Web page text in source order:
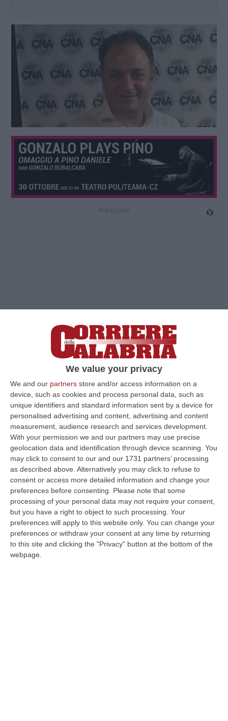
We value your privacy
We and our partners store and/or access information on a
device, such as cookies and process personal data, such as
unique identifiers and standard information sent by a device for
personalised advertising and content, advertising and content
measurement, audience research and services development.
With your permission we and our partners may use precise
geolocation data and identification through device scanning. You
may click to consent to our and our 1731 partners’ processing
as described above. Alternatively you may click to refuse to
consent or access more detailed information and change your
preferences before consenting. Please note that some
processing of your personal data may not require your consent,
but you have a right to object to such processing. Your
preferences will apply to this website only. You can change your
preferences or withdraw your consent at any time by returning
to this site and clicking the "Privacy" button at the bottom of the
webpage.
Clicca e segui “Corriere della Calabria” su Google News
LAMEZIA TERME“Buona la proroga del
termine dell’obbligo assicurativo contro i
danni da calamità naturali ed eventi
catastrofali per le imprese, ottenuto grazie
all’opera di mediazione della Cna, ma
rimangono riserve e criticità da non
trascurare e sulle quali attendiamo risposte”.